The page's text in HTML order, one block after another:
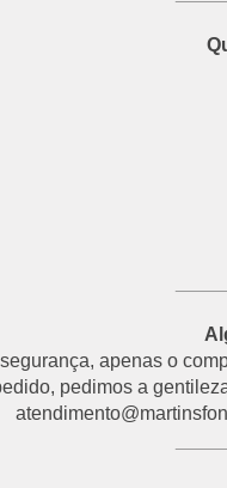
apenas o
pedimos a